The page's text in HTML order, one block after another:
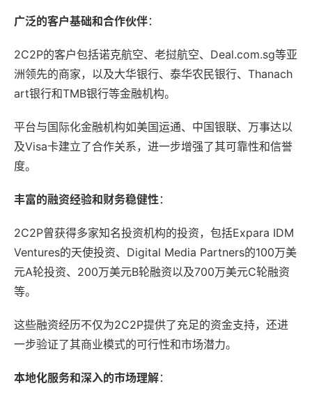
广泛的客户基础和合作伙伴：
2C2P的客户包括诺克航空、老挝航空、Deal.com.sg等亚
洲领先的商家，以及大华银行、泰华农民银行、Thanach
art银行和TMB银行等金融机构。
平台与国际化金融机构如美国运通、中国银联、万事达以
及Visa卡建立了合作关系，进一步增强了其可靠性和信誉
度。
丰富的融资经验和财务稳健性：
2C2P曾获得多家知名投资机构的投资，包括Expara IDM
Ventures的天使投资、Digital Media Partners的100万美
元A轮投资、200万美元B轮融资以及700万美元C轮融资
等。
这些融资经历不仅为2C2P提供了充足的资金支持，还进
一步验证了其商业模式的可行性和市场潜力。
本地化服务和深入的市场理解：